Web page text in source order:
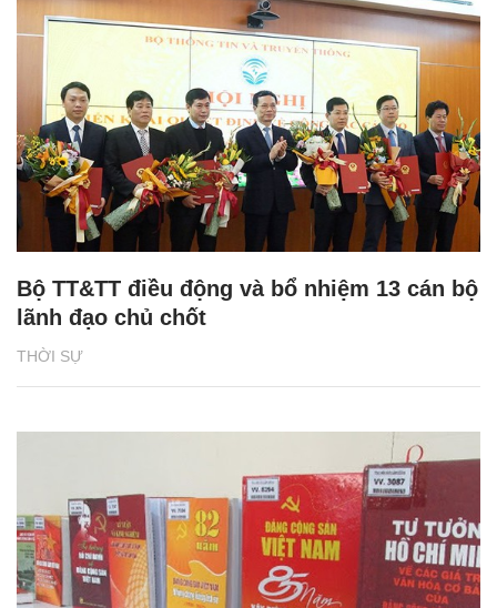
THỜI SỰ
Bộ TT&TT điều động và bổ nhiệm 13 cán bộ
lãnh đạo chủ chốt